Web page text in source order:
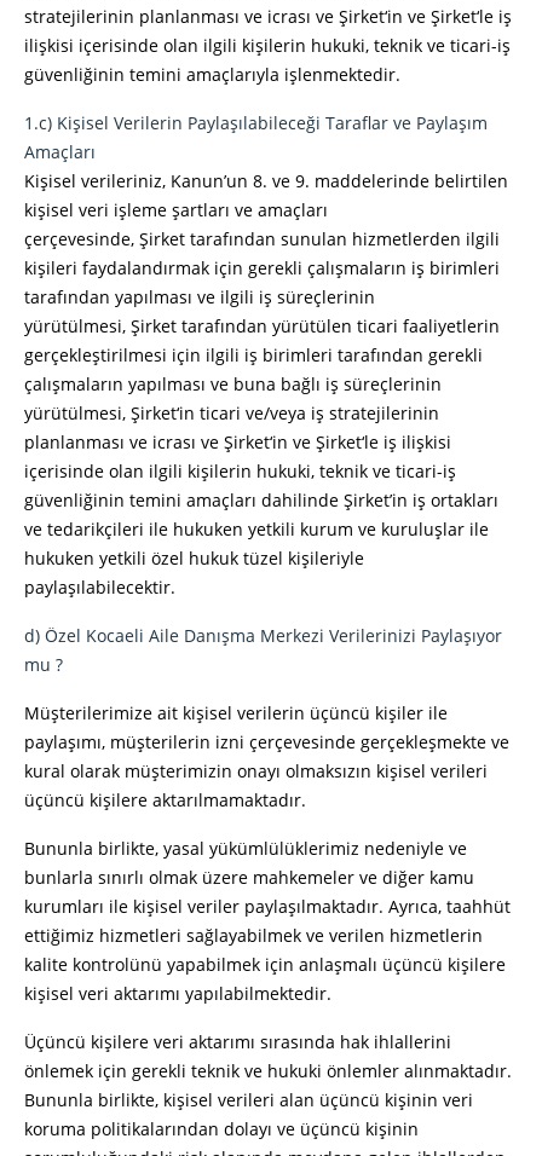
stratejilerinin planlanması ve icrası ve Şirket‘in ve Şirket‘le iş
ilişkisi içerisinde olan ilgili kişilerin hukuki, teknik ve ticari-iş
güvenliğinin temini amaçlarıyla işlenmektedir.
1.c) Kişisel Verilerin Paylaşılabileceği Taraflar ve Paylaşım
Amaçları
Kişisel verileriniz, Kanun’un 8. ve 9. maddelerinde belirtilen
kişisel veri işleme şartları ve amaçları
çerçevesinde, Şirket tarafından sunulan hizmetlerden ilgili
kişileri faydalandırmak için gerekli çalışmaların iş birimleri
tarafından yapılması ve ilgili iş süreçlerinin
yürütülmesi, Şirket tarafından yürütülen ticari faaliyetlerin
gerçekleştirilmesi için ilgili iş birimleri tarafından gerekli
çalışmaların yapılması ve buna bağlı iş süreçlerinin
yürütülmesi, Şirket‘in ticari ve/veya iş stratejilerinin
planlanması ve icrası ve Şirket‘in ve Şirket‘le iş ilişkisi
içerisinde olan ilgili kişilerin hukuki, teknik ve ticari-iş
güvenliğinin temini amaçları dahilinde Şirket’in iş ortakları
ve tedarikçileri ile hukuken yetkili kurum ve kuruluşlar ile
hukuken yetkili özel hukuk tüzel kişileriyle
paylaşılabilecektir.
d) Özel Kocaeli Aile Danışma Merkezi Verilerinizi Paylaşıyor
mu ?
Müşterilerimize ait kişisel verilerin üçüncü kişiler ile
paylaşımı, müşterilerin izni çerçevesinde gerçekleşmekte ve
kural olarak müşterimizin onayı olmaksızın kişisel verileri
üçüncü kişilere aktarılmamaktadır.
Bununla birlikte, yasal yükümlülüklerimiz nedeniyle ve
bunlarla sınırlı olmak üzere mahkemeler ve diğer kamu
kurumları ile kişisel veriler paylaşılmaktadır. Ayrıca, taahhüt
ettiğimiz hizmetleri sağlayabilmek ve verilen hizmetlerin
kalite kontrolünü yapabilmek için anlaşmalı üçüncü kişilere
kişisel veri aktarımı yapılabilmektedir.
Üçüncü kişilere veri aktarımı sırasında hak ihlallerini
önlemek için gerekli teknik ve hukuki önlemler alınmaktadır.
Bununla birlikte, kişisel verileri alan üçüncü kişinin veri
koruma politikalarından dolayı ve üçüncü kişinin